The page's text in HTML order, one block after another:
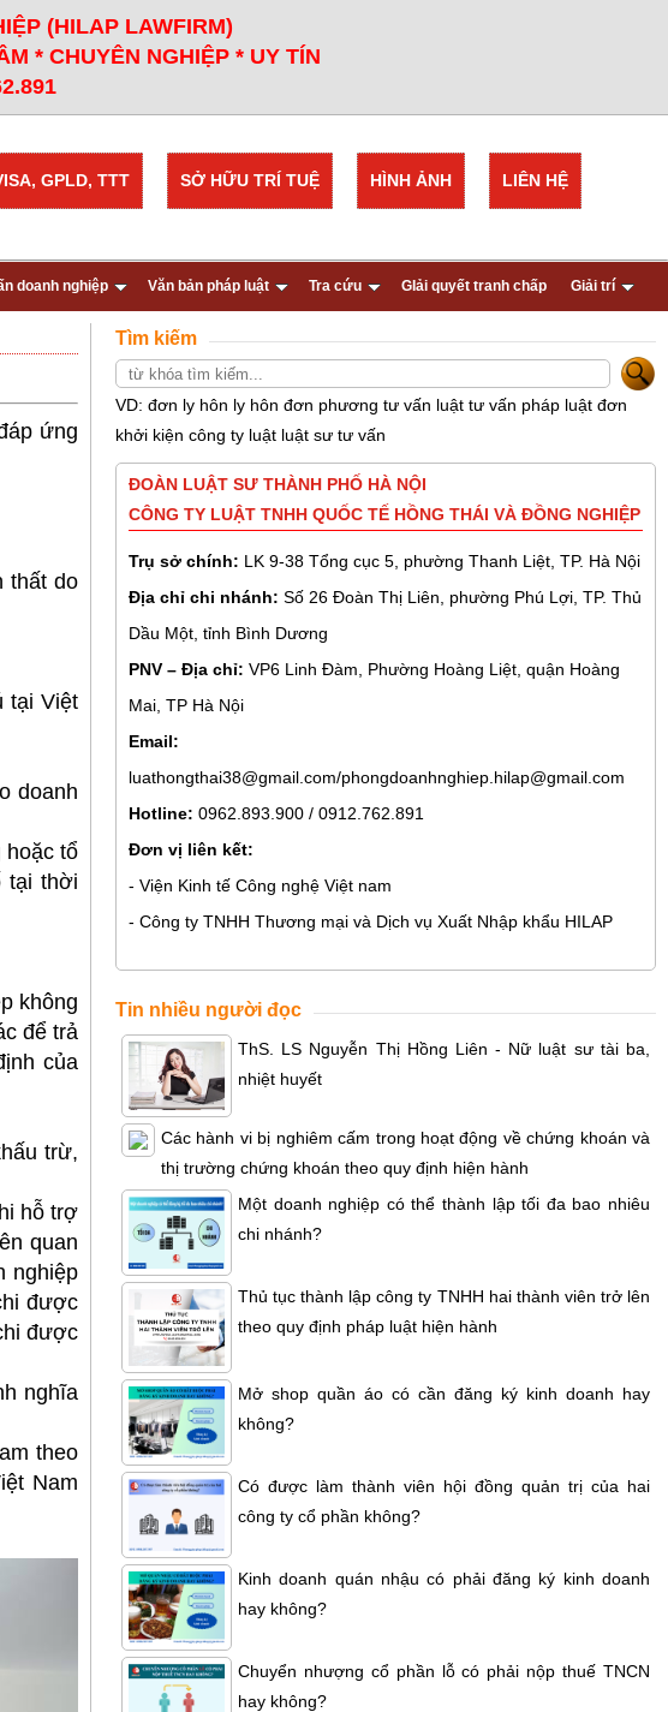
(HILAP LAWFIRM)
* CHUYÊN NGHIỆP * UY TÍN
LIÊN HỆ
HÌNH ẢNH
SỞ HỮU TRÍ TUỆ
GPLD, TTT
doanh nghiệp Văn bản pháp luật Tra cứu GIải quyết tranh chấp Giải trí
ứng
thất do
tại Việt
doanh
hoặc tổ
tại thời
không
để trả
của
trừ,
hỗ trợ
quan
nghiệp
được
được
nghĩa
theo
Nam
Tìm kiếm
VD: đơn ly hôn ly hôn đơn phương tư vấn luật tư vấn pháp luật đơn
khởi kiện công ty luật luật sư tư vấn
ĐOÀN LUẬT SƯ THÀNH PHỐ HÀ NỘI
CÔNG TY LUẬT TNHH QUỐC TẾ HỒNG THÁI VÀ ĐỒNG NGHIỆP
Trụ sở chính: LK 9-38 Tổng cục 5, phường Thanh Liệt, TP. Hà Nội
Địa chỉ chi nhánh: Số 26 Đoàn Thị Liên, phường Phú Lợi, TP. Thủ
Dầu Một, tỉnh Bình Dương
PNV – Địa chỉ: VP6 Linh Đàm, Phường Hoàng Liệt, quận Hoàng
Mai, TP Hà Nội
Email:
luathongthai38@gmail.com/phongdoanhnghiep.hilap@gmail.com
Hotline: 0962.893.900 / 0912.762.891
Đơn vị liên kết:
- Viện Kinh tế Công nghệ Việt nam
- Công ty TNHH Thương mại và Dịch vụ Xuất Nhập khẩu HILAP
Tin nhiều người đọc
ThS. LS Nguyễn Thị Hồng Liên - Nữ luật sư tài ba,
nhiệt huyết
Các hành vi bị nghiêm cấm trong hoạt động về chứng khoán và
thị trường chứng khoán theo quy định hiện hành
Một doanh nghiệp có thể thành lập tối đa bao nhiêu
chi nhánh?
Thủ tục thành lập công ty TNHH hai thành viên trở lên
theo quy định pháp luật hiện hành
Mở shop quần áo có cần đăng ký kinh doanh hay
không?
Có được làm thành viên hội đồng quản trị của hai
công ty cổ phần không?
Kinh doanh quán nhậu có phải đăng ký kinh doanh
hay không?
Chuyển nhượng cổ phần lỗ có phải nộp thuế TNCN
hay không?